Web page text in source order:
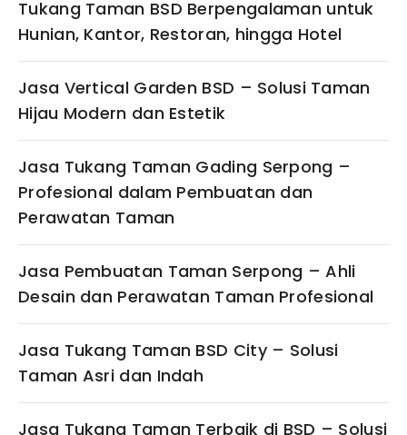
Tukang Taman BSD Berpengalaman untuk
Hunian, Kantor, Restoran, hingga Hotel
Jasa Vertical Garden BSD – Solusi Taman
Hijau Modern dan Estetik
Jasa Tukang Taman Gading Serpong –
Profesional dalam Pembuatan dan
Perawatan Taman
Jasa Pembuatan Taman Serpong – Ahli
Desain dan Perawatan Taman Profesional
Jasa Tukang Taman BSD City – Solusi
Taman Asri dan Indah
Jasa Tukang Taman Terbaik di BSD – Solusi